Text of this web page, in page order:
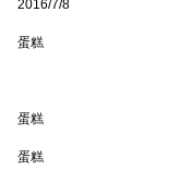
2016/7/8
蛋糕
蛋糕
蛋糕